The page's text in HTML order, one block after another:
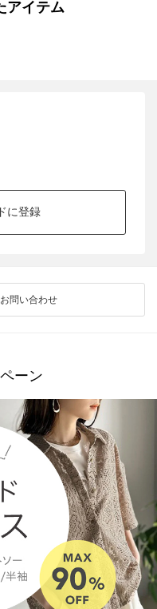
アイテム
に登録
問い合わせ
ーン